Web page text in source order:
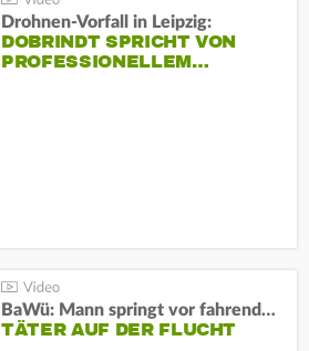
Drohnen-Vorfall in Leipzig:
DOBRINDT SPRICHT VON
PROFESSIONELLEM…
BaWü: Mann springt vor fahrendes Auto und schießt
TÄTER AUF DER FLUCHT